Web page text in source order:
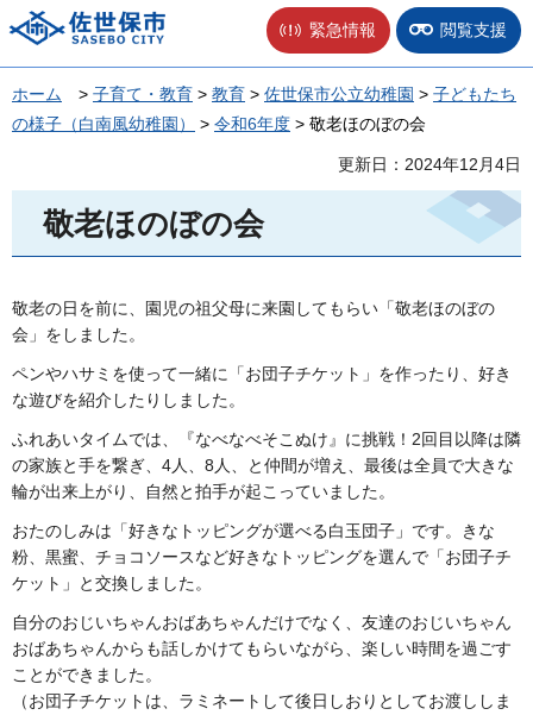
佐世保市 緊急情報 閲覧支援
ホーム > 子育て・教育 > 教育 > 佐世保市公立幼稚園 > 子どもたち
の様子（白南風幼稚園）
> 令和6年度 > 敬老ほのぼの会
更新日：2024年12月4日
敬老ほのぼの会
敬老の日を前に、園児の祖父母に来園してもらい「敬老ほのぼの
会」をしました。
ペンやハサミを使って一緒に「お団子チケット」を作ったり、好き
な遊びを紹介したりしました。
ふれあいタイムでは、『なべなべそこぬけ』に挑戦！2回目以降は隣
の家族と手を繋ぎ、4人、8人、と仲間が増え、最後は全員で大きな
輪が出来上がり、自然と拍手が起こっていました。
おたのしみは「好きなトッピングが選べる白玉団子」です。きな
粉、黒蜜、チョコソースなど好きなトッピングを選んで「お団子チ
ケット」と交換しました。
自分のおじいちゃんおばあちゃんだけでなく、友達のおじいちゃん
おばあちゃんからも話しかけてもらいながら、楽しい時間を過ごす
ことができました。
（お団子チケットは、ラミネートして後日しおりとしてお渡ししま